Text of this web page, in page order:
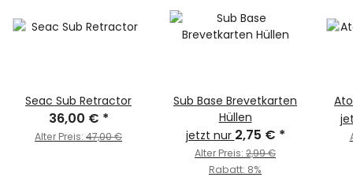
Seac Sub Retractor
36,00 € *
Alter Preis: 47,00 €
Sub Base Brevetkarten
Hüllen
jetzt nur 2,75 € *
Alter Preis: 2,99 €
Rabatt: 8%